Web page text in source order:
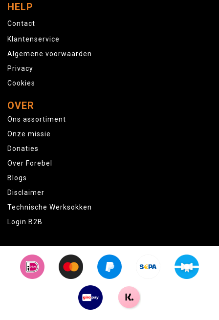
HELP
Contact
Klantenservice
Algemene voorwaarden
Privacy
Cookies
OVER
Ons assortiment
Onze missie
Donaties
Over Forebel
Blogs
Disclaimer
Technische Werksokken
Login B2B